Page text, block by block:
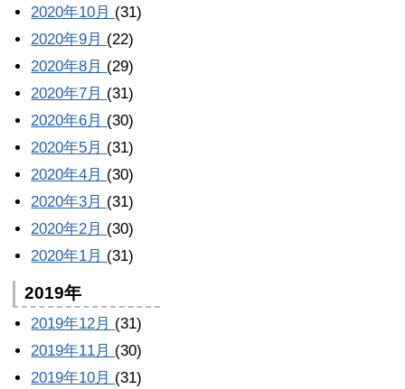
2020年10月 (31)
2020年9月 (22)
2020年8月 (29)
2020年7月 (31)
2020年6月 (30)
2020年5月 (31)
2020年4月 (30)
2020年3月 (31)
2020年2月 (30)
2020年1月 (31)
2019年
2019年12月 (31)
2019年11月 (30)
2019年10月 (31)